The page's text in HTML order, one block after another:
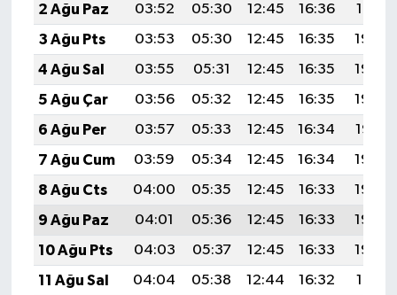
2 Ağu Paz
03:52 05:30 12:45 16:36
19:51
3 Ağu Pts
03:53 05:30 12:45 16:35
19:50
4 Ağu Sal
03:55 05:31 12:45 16:35
19:49
5 Ağu Çar
03:56 05:32 12:45 16:35
19:48
6 Ağu Per
03:57 05:33 12:45 16:34
19:47
7 Ağu Cum
03:59 05:34 12:45 16:34
19:46
8 Ağu Cts
04:00 05:35 12:45 16:33
19:45
9 Ağu Paz
04:01 05:36 12:45 16:33
19:44
10 Ağu Pts
04:03 05:37 12:45 16:33
19:42
11 Ağu Sal
04:04 05:38 12:44 16:32
19:41